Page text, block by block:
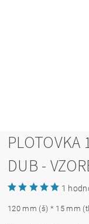
PLOTOVKA
DUB -
1
120 mm (š) * 15 mm